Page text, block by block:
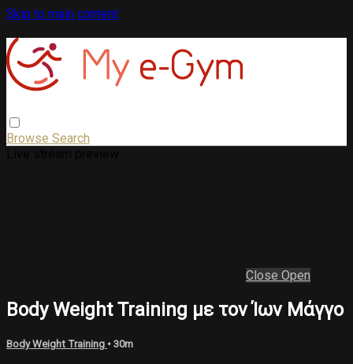
Skip to main content
Browse Search
Close Open
Body Weight Training με τον Ίων Μάγγο
Body Weight Training • 30m